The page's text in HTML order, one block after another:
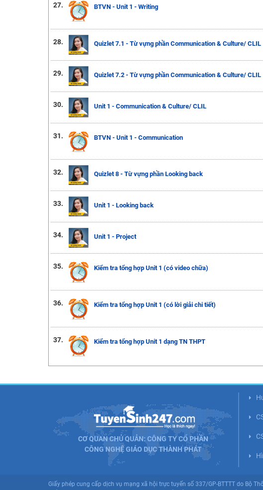
27. BTVN - Unit 1 - Writing
28. Quizlet 7.1 - Từ vựng phần Communication & Culture/ CLIL
29. Quizlet 7.2 - Từ vựng phần Communication & Culture/ CLIL
30. Unit 1 - Communication & Culture/ CLIL
31. BTVN - Unit 1 - Communication
32. Quizlet 8 - Từ vựng phần Looking back
33. Unit 1 - Looking back
34. Unit 1 - Project
35. Kiểm tra tổng hợp Unit 1 (có video chữa)
36. Kiểm tra tổng hợp Unit 1 (có lời giải chi tiết)
37. Kiểm tra tổng hợp Unit 1 dạng TN THPT
CƠ QUAN CHỦ QUẢN: CÔNG TY CỔ PHẦN
CÔNG NGHỆ GIÁO DỤC THÀNH PHÁT
Giấy phép cung cấp dịch vụ mạng xã hội trực tuyến số 337/GP-BTTTT do Bộ